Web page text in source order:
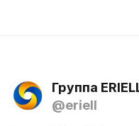
Группа
@eriell